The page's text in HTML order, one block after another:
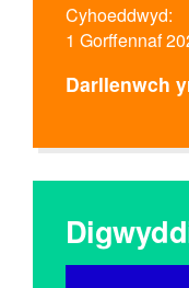
Cyhoeddwyd:
1 Gorffennaf
Darllenwch